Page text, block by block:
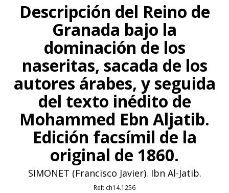
Descripción del Reino de
Granada bajo la
dominación de los
naseritas, sacada de los
autores árabes, y seguida
del texto inédito de
Mohammed Ebn Aljatib.
Edición facsímil de la
original de 1860.
SIMONET (Francisco Javier). Ibn Al-Jatib.
Ref: ch14.1256